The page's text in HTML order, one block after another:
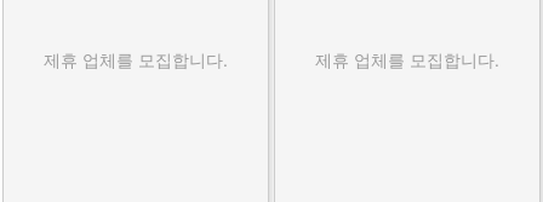
제휴 업체를 모집합니다. 제휴 업체를 모집합니다.